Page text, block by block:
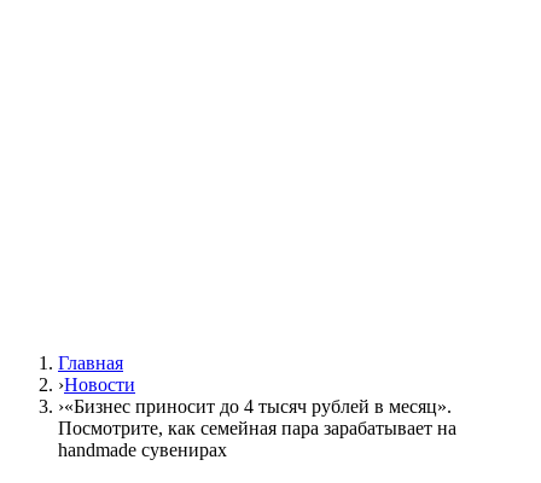
Главная
›Новости
›«Бизнес приносит до 4 тысяч рублей в месяц».
Посмотрите, как семейная пара зарабатывает на
handmade сувенирах